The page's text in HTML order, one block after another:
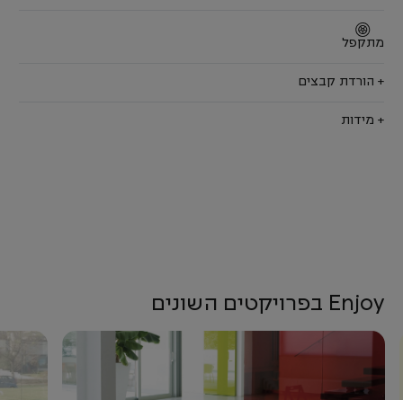
מתקפל
+ הורדת קבצים
+ מידות
Enjoy בפרויקטים השונים